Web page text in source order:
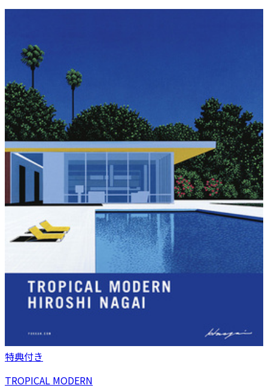
特典付き
TROPICAL MODERN